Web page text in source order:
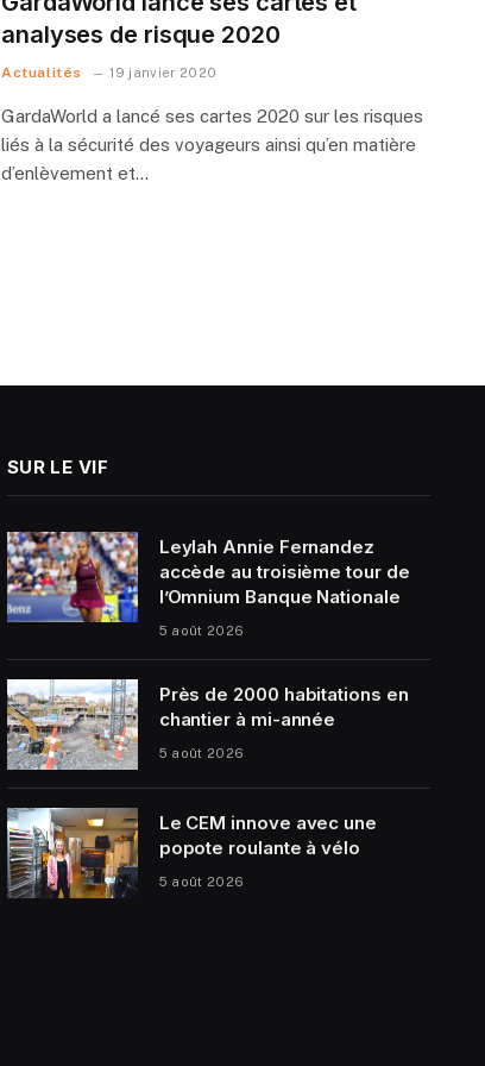
analyses de risque 2020
Actualités 19 janvier 2020
GardaWorld a lancé ses cartes 2020 sur les risques
liés à la sécurité des voyageurs ainsi qu’en matière
d’enlèvement et…
SUR LE VIF
Leylah Annie Fernandez
accède au troisième tour de
l’Omnium Banque Nationale
5 août 2026
Près de 2000 habitations en
chantier à mi-année
5 août 2026
Le CEM innove avec une
popote roulante à vélo
5 août 2026